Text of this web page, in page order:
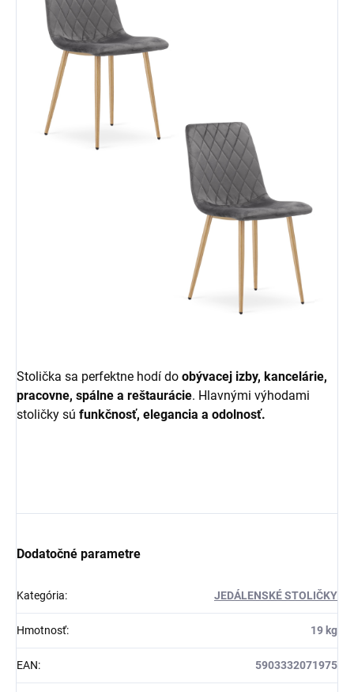
Stolička sa perfektne hodí do obývacej izby, kancelárie,
pracovne, spálne a reštaurácie. Hlavnými výhodami
stoličky sú funkčnosť, elegancia a odolnosť.
Dodatočné parametre
Kategória: JEDÁLENSKÉ STOLIČKY
Hmotnosť: 19 kg
EAN: 5903332071975